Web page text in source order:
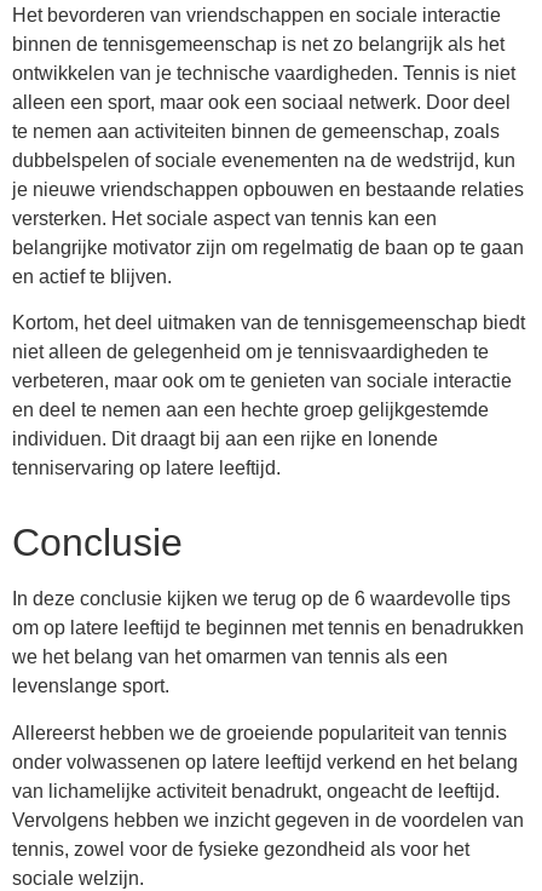
Het bevorderen van vriendschappen en sociale interactie
binnen de tennisgemeenschap is net zo belangrijk als het
ontwikkelen van je technische vaardigheden. Tennis is niet
alleen een sport, maar ook een sociaal netwerk. Door deel
te nemen aan activiteiten binnen de gemeenschap, zoals
dubbelspelen of sociale evenementen na de wedstrijd, kun
je nieuwe vriendschappen opbouwen en bestaande relaties
versterken. Het sociale aspect van tennis kan een
belangrijke motivator zijn om regelmatig de baan op te gaan
en actief te blijven.
Kortom, het deel uitmaken van de tennisgemeenschap biedt
niet alleen de gelegenheid om je tennisvaardigheden te
verbeteren, maar ook om te genieten van sociale interactie
en deel te nemen aan een hechte groep gelijkgestemde
individuen. Dit draagt bij aan een rijke en lonende
tenniservaring op latere leeftijd.
Conclusie
In deze conclusie kijken we terug op de 6 waardevolle tips
om op latere leeftijd te beginnen met tennis en benadrukken
we het belang van het omarmen van tennis als een
levenslange sport.
Allereerst hebben we de groeiende populariteit van tennis
onder volwassenen op latere leeftijd verkend en het belang
van lichamelijke activiteit benadrukt, ongeacht de leeftijd.
Vervolgens hebben we inzicht gegeven in de voordelen van
tennis, zowel voor de fysieke gezondheid als voor het
sociale welzijn.